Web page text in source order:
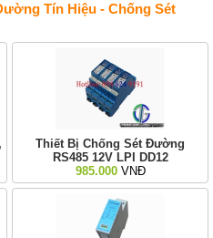
Tín Hiệu - Chống Sét
Thiết Bị Chống Sét Đường
RS485 12V LPI DD12
985.000VNĐ